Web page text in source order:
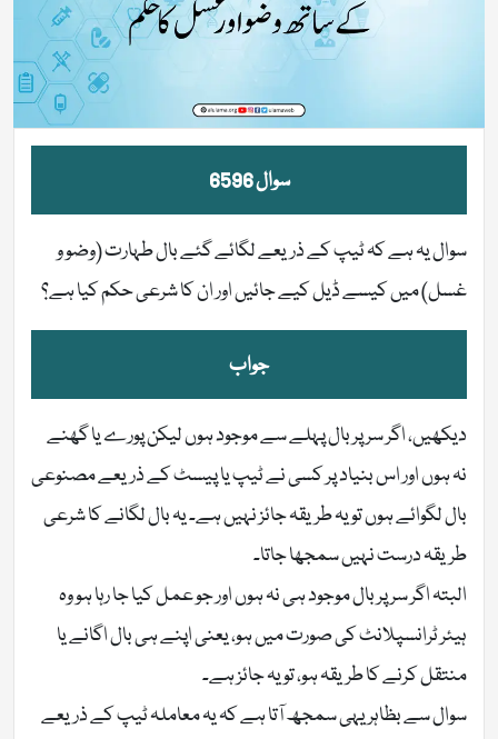
سوال 6596
سوال یہ ہے کہ ٹیپ کے ذریعے لگائے گئے بال طہارت (وضو و
غسل) میں کیسے ڈیل کیے جائیں اور ان کا شرعی حکم کیا ہے؟
جواب
دیکھیں، اگر سر پر بال پہلے سے موجود ہوں لیکن پورے یا گھنے
نہ ہوں اور اس بنیاد پر کسی نے ٹیپ یا پیسٹ کے ذریعے مصنوعی
بال لگوائے ہوں تو یہ طریقہ جائز نہیں ہے۔ یہ بال لگانے کا شرعی
طریقہ درست نہیں سمجھا جاتا۔
البتہ اگر سر پر بال موجود ہی نہ ہوں اور جو عمل کیا جا رہا ہو وہ
ہیئر ٹرانسپلانٹ کی صورت میں ہو، یعنی اپنے ہی بال اگانے یا
منتقل کرنے کا طریقہ ہو، تو یہ جائز ہے۔
سوال سے بظاہر یہی سمجھ آتا ہے کہ یہ معاملہ ٹیپ کے ذریعے